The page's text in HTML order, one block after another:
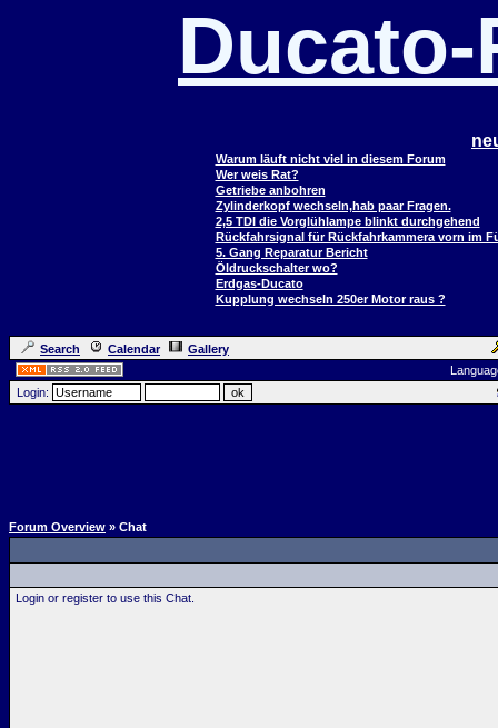
Warum läuft nicht viel in diesem Forum
Wer weis Rat?
Getriebe anbohren
Zylinderkopf wechseln,hab paar Fragen.
2,5 TDI die Vorglühlampe blinkt durchgehend
Rückfahrsignal für Rückfahrkammera vorn im
5. Gang Reparatur Bericht
Öldruckschalter wo?
Erdgas-Ducato
Kupplung wechseln 250er Motor raus ?
Search Calendar
Gallery
Login:
Forum Overview » Chat
Login or register to use this Chat.